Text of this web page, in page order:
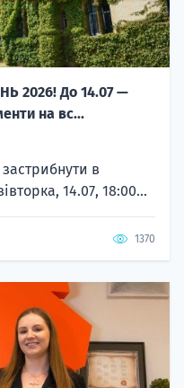
2026! До 14.07 —
на вс...
в
14.07, 18:00...
1370